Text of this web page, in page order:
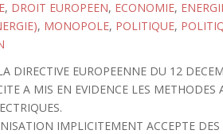
, DROIT EUROPEEN, ECONOMIE,
, MONOPOLE, POLITIQUE,
DIRECTIVE EUROPEENNE DU 12
A MIS EN EVIDENCE LES METHODES
IMPLICITEMENT ACCEPTE